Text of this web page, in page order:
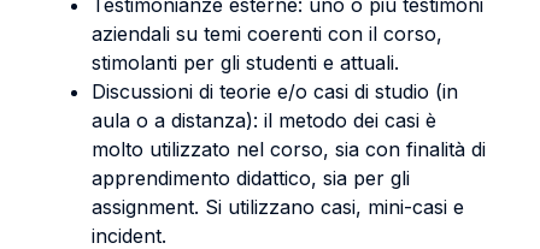
Testimonianze esterne: uno o più testimoni
aziendali su temi coerenti con il corso,
stimolanti per gli studenti e attuali.
Discussioni di teorie e/o casi di studio (in
aula o a distanza): il metodo dei casi è
molto utilizzato nel corso, sia con finalità di
apprendimento didattico, sia per gli
assignment. Si utilizzano casi, mini-casi e
incident.